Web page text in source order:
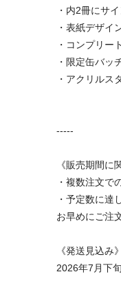
・内2冊にサ
・表紙デザイ
・コンプリー
・限定缶バッ
・アクリルス
-----
《販売期間に
・複数注文で
・予定数に達
お早めにご注
《発送見込み》
2026年7月下